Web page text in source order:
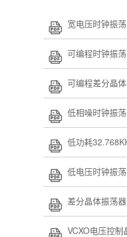
宽电压时钟振
可编程时钟振
可编程差分晶
低相噪时钟振
低功耗
低电压时钟振
差分晶体振荡
VCXO电压控